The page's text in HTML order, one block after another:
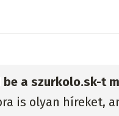
a szurkolo.sk-t
is olyan híreket,